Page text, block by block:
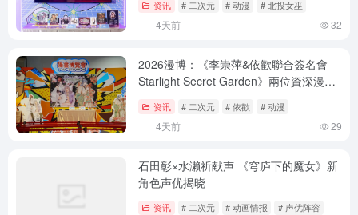
资讯 # 二次元 # 动漫 # 北投女巫
4天前 32
2026漫博：《李崇萍&依歡聯合簽名會
Starlight Secret Garden》兩位資深漫畫
资讯 # 二次元 # 依歡 # 动漫
4天前 29
石田彰×水濑祈献声 《穹庐下的魔女》新
角色声优揭晓
资讯 # 二次元 # 动画情报 # 声优阵容